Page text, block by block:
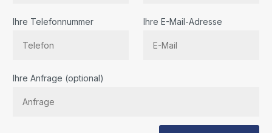
Ihre Telefonnummer Ihre E-Mail-Adresse
Sie
Ihre Anfrage (optional)